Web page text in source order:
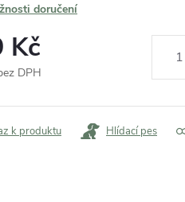
doručení
Kč
DPH
k produktu Hlídací pes